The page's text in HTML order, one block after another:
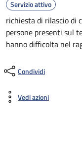
Servizio attivo
richiesta di rilascio di
persone presenti sul
hanno difficolta nel
Condividi
Vedi azioni